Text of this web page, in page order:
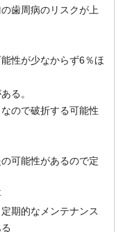
歯周病のリスクが上
性が少なからず6％ほ
る。
ので破折する可能性
可能性があるので定
期的なメンテナンス